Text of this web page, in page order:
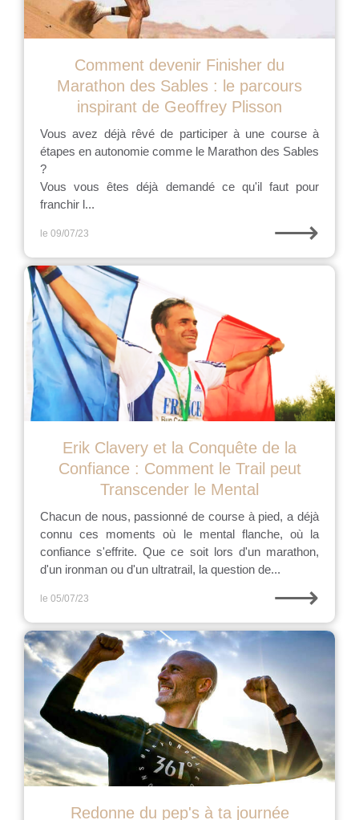
Comment devenir Finisher du
Marathon des Sables : le parcours
inspirant de Geoffrey Plisson
Vous avez déjà rêvé de participer à une course à
étapes en autonomie comme le Marathon des Sables
?
Vous vous êtes déjà demandé ce qu'il faut pour
franchir l...
le 09/07/23 ⟶
Erik Clavery et la Conquête de la
Confiance : Comment le Trail peut
Transcender le Mental
Chacun de nous, passionné de course à pied, a déjà
connu ces moments où le mental flanche, où la
confiance s'effrite. Que ce soit lors d'un marathon,
d'un ironman ou d'un ultratrail, la question de...
le 05/07/23 ⟶
Redonne du pep's à ta journée